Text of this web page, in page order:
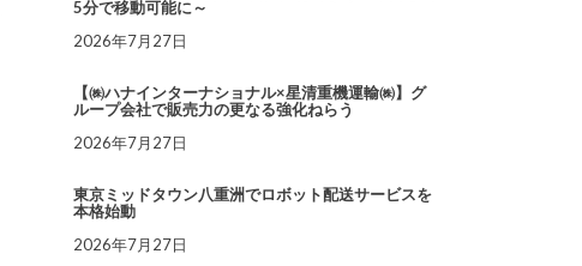
5分で移動可能に～
2026年7月27日
【㈱ハナインターナショナル×星清重機運輸㈱】グ
ループ会社で販売力の更なる強化ねらう
2026年7月27日
東京ミッドタウン八重洲でロボット配送サービスを
本格始動
2026年7月27日